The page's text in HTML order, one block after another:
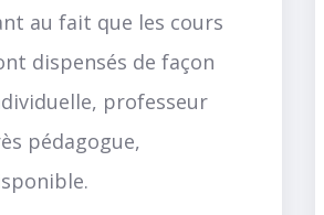
au fait que les cours
dispensés de façon
professeur
pédagogue,